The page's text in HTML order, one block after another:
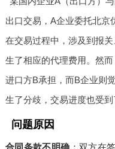
出口交易，A企业委托北京
在交易过程中，涉及到报
生了相应的代理费用。然
进口方B承担，而B企业则
生了分歧，交易进度也受到
问题原因
合同条款不明确 ：双方在